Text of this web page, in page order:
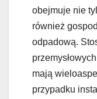
obejmuje nie
również
odpadową.
mają
przypadku